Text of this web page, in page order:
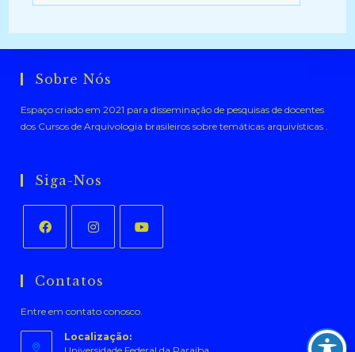
Sobre Nós
Espaço criado em 2021 para disseminação de pesquisas de docentes
dos Cursos de Arquivologia brasileiros sobre temáticas arquivísticas .
Siga-Nos
em
nova
aba
em
nova
aba
nova
aba
Contatos
Entre em contato conosco.
Localização: